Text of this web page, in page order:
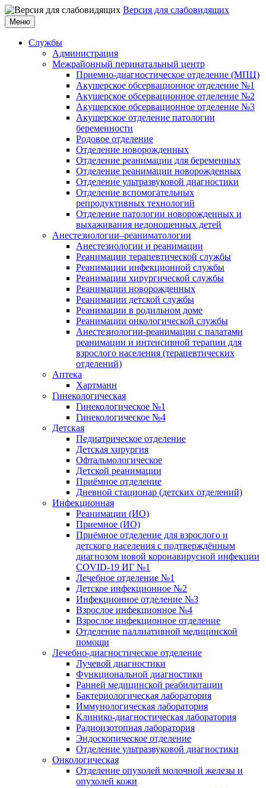
Версия для слабовидящих
Меню
Службы
Администрация
Межрайонный перинатальный центр
Приемно-диагностическое отделение (МПЦ)
Акушерское обсервационное отделение №1
Акушерское обсервационное отделение №2
Акушерское обсервационное отделение №3
Акушерское отделение патологии
беременности
Родовое отделение
Отделение новорожденных
Отделение реанимации для беременных
Отделение реанимации новорожденных
Отделение ультразвуковой диагностики
Отделение вспомогательных
репродуктивных технологий
Отделение патологии новорожденных и
выхаживания недоношенных детей
Анестезиологии–реаниматологии
Анестезиологии и реанимации
Реанимации терапевтической службы
Реанимации инфекционной службы
Реанимации хирургической службы
Реанимации новорожденных
Реанимации детской службы
Реанимации в родильном доме
Реанимации онкологической службы
Анестезиологии-реанимации с палатами
реанимации и интенсивной терапии для
взрослого населения (терапевтических
отделений)
Аптека
Хартманн
Гинекологическая
Гинекологическое №1
Гинекологическое №4
Детская
Педиатрическое отделение
Детская хирургия
Офтальмологическое
Детской реанимации
Приёмное отделение
Дневной стационар (детских отделений)
Инфекционная
Реанимации (ИО)
Приемное (ИО)
Приёмное отделение для взрослого и
детского населения с подтверждённым
диагнозом новой коронавирусной инфекции
COVID-19 ИГ №1
Лечебное отделение №1
Детское инфекционное №2
Инфекционное отделение №3
Взрослое инфекционное №4
Взрослое инфекционное отделение
Отделение паллиативной медицинской
помощи
Лечебно-диагностическое отделение
Лучевой диагностики
Функциональной диагностики
Ранней медицинской реабилитации
Бактериологическая лаборатория
Иммунологическая лаборатория
Клинико-диагностическая лаборатория
Радиоизотопная лаборатория
Эндоскопическое отделение
Отделение ультразвуковой диагностики
Онкологическая
Отделение опухолей молочной железы и
опухолей кожи